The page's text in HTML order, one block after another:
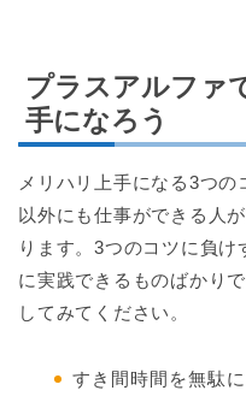
プラスアルファ
手になろう
メリハリ上手になる3つ
以外にも仕事ができる人
ります。3つのコツに負
に実践できるものばかり
してみてください。
すき間時間を無駄